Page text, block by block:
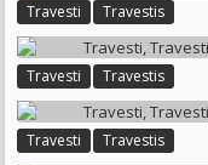
Travesti Travestis
Travesti Travestis
Travesti Travestis